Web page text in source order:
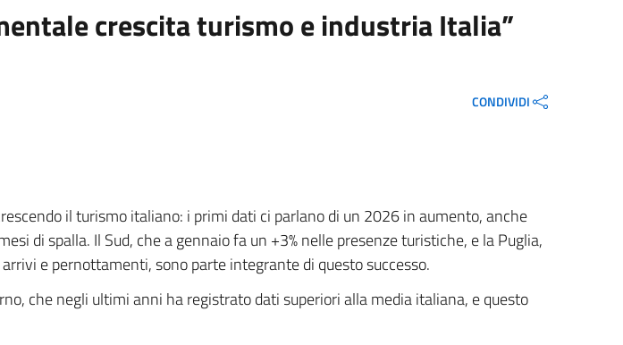
crescita turismo e industria Italia”
CONDIVIDI
il turismo italiano: i primi dati ci parlano di un 2026 in aumento, anche
di spalla. Il Sud, che a gennaio fa un +3% nelle presenze turistiche, e la Puglia,
e pernottamenti, sono parte integrante di questo successo.
che negli ultimi anni ha registrato dati superiori alla media italiana, e questo